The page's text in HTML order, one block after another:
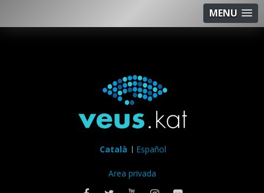
MENU
Català Español
Area privada